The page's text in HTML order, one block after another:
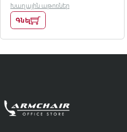
Black
Խաղային աթոռներ
Գնել